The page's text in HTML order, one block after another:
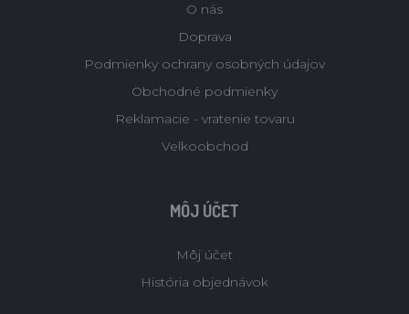
O nás
Doprava
Podmienky ochrany osobných údajov
Obchodné podmienky
Reklamacie - vratenie tovaru
Velkoobchod
MÔJ ÚČET
Môj účet
História objednávok